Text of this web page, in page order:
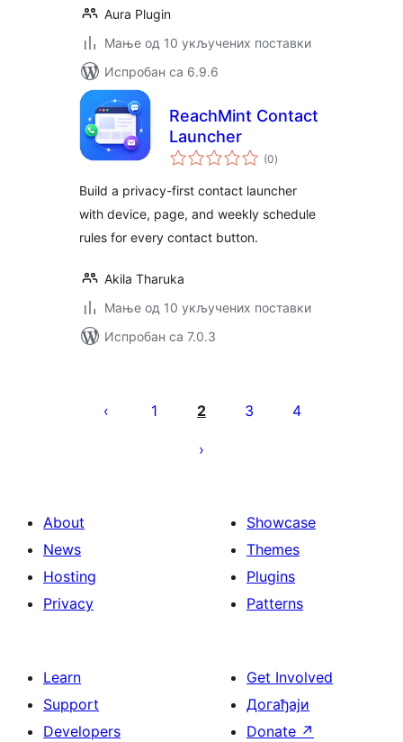
Aura Plugin
Мање од 10 укључених поставки
Испробан са 6.9.6
ReachMint Contact
Launcher
(0укупних
оцена
)
Build a privacy-first contact launcher
with device, page, and weekly schedule
rules for every contact button.
Akila Tharuka
Мање од 10 укључених поставки
Испробан са 7.0.3
чланака
1 2 3 4
About
News
Hosting
Privacy
Showcase
Themes
Plugins
Patterns
Learn
Support
Developers
Get Involved
Догађаји
Donate ↗